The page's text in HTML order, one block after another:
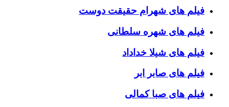
فیلم های شهرام حقیقت دوست
فیلم های شهره سلطانی
فیلم های شیلا خداداد
فیلم های صابر ابر
فیلم های صبا کمالی